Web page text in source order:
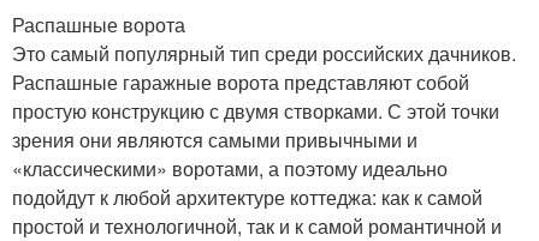
Распашные ворота
Это самый популярный тип среди российских дачников.
Распашные гаражные ворота представляют собой
простую конструкцию с двумя створками. С этой точки
зрения они являются самыми привычными и
«классическими» воротами, а поэтому идеально
подойдут к любой архитектуре коттеджа: как к самой
простой и технологичной, так и к самой романтичной и